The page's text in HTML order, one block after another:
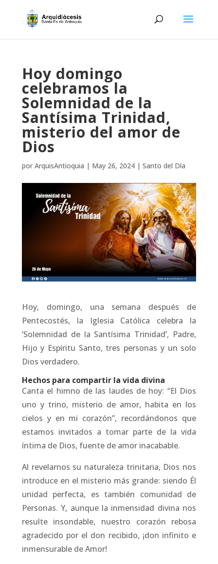
Hoy domingo
celebramos la
Solemnidad de la
Santísima Trinidad,
misterio del amor de
Dios
por ArquisAntioquia | May 26, 2024| Santo del Día
Hoy, domingo, una semana después de
Pentecostés, la Iglesia Católica celebra la
‘Solemnidad de la Santísima Trinidad’, Padre,
Hijo y Espíritu Santo, tres personas y un solo
Dios verdadero.
Hechos para compartir la vida divina
Canta el himno de las laudes de hoy: “El Dios
uno y trino, misterio de amor, habita en los
cielos y en mi corazón”, recordándonos que
estamos invitados a tomar parte de la vida
íntima de Dios, fuente de amor inacabable.
Al revelarnos su naturaleza trinitaria, Dios nos
introduce en el misterio más grande: siendo Él
unidad perfecta, es también comunidad de
Personas. Y, aunque la inmensidad divina nos
resulte insondable, nuestro corazón rebosa
agradecido por el don recibido, ¡don infinito e
inmensurable de Amor!